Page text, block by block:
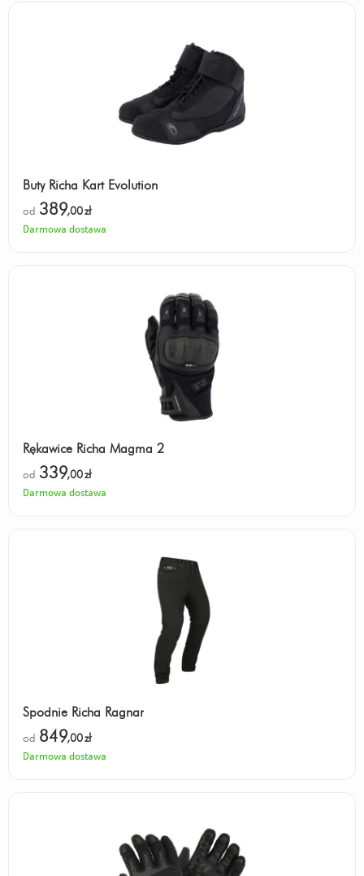
Buty Richa Kart Evolution
od 389,00zł
Darmowa dostawa
Rękawice Richa Magma 2
od 339,00zł
Darmowa dostawa
Spodnie Richa Ragnar
od 849,00zł
Darmowa dostawa